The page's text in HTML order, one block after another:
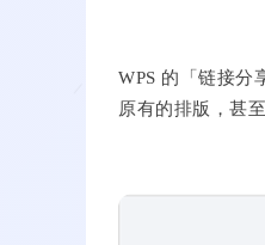
WPS 的「链接分
原有的排版，甚